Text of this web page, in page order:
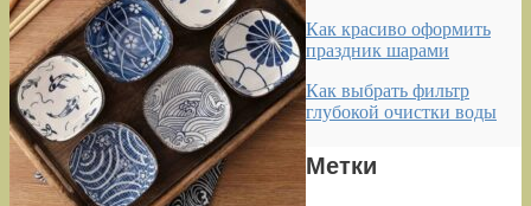
Как красиво оформить
праздник шарами
Как выбрать фильтр
глубокой очистки воды
Метки